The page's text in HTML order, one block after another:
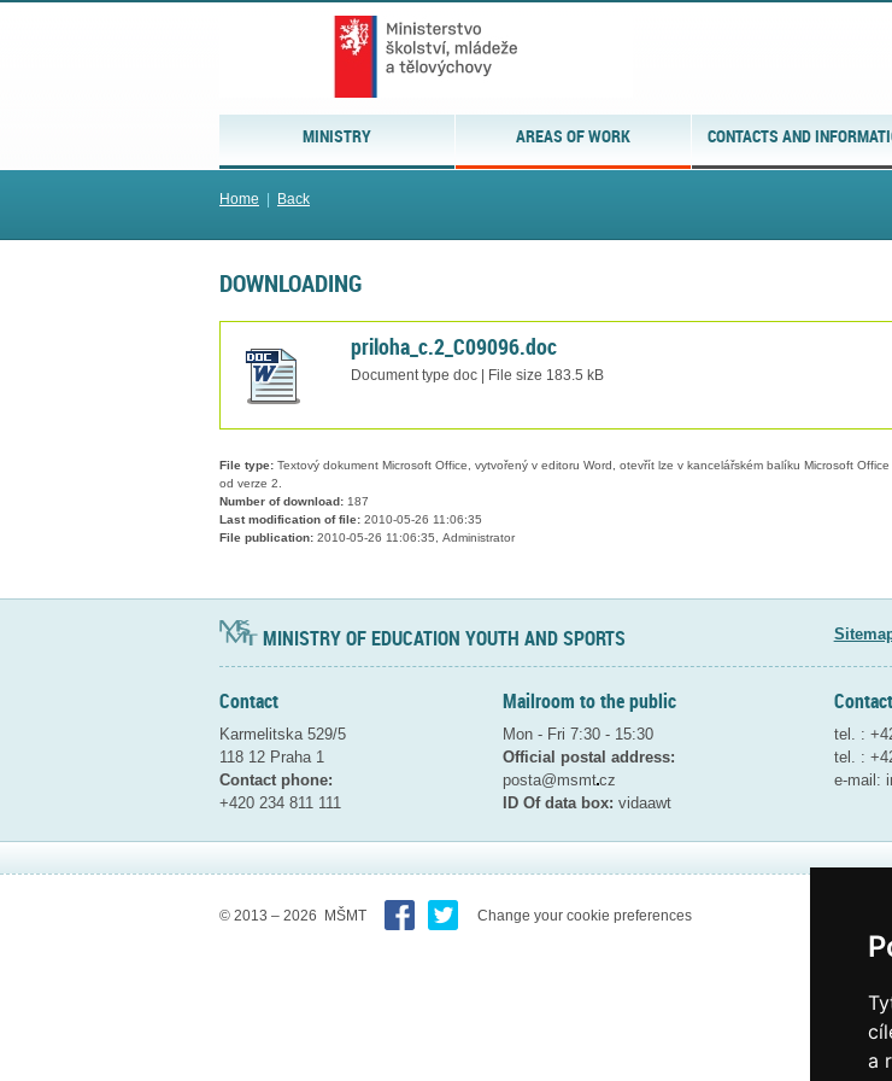
a
MINISTRY AREAS OF WORK CONTACTS AND
Home Back
DOWNLOADING
priloha_c.2_C09096.doc
Document type doc | File size 183.5 kB
File type: Textový dokument Microsoft Office, vytvořený v editoru Word, otevřít lze v kancelářském balíku Microsoft
od verze 2.
Number of download: 187
Last modification of file: 2010-05-26 11:06:35
File publication: 2010-05-26 11:06:35, Administrator
MINISTRY OF EDUCATION YOUTH AND SPORTS
Contact
Karmelitska 529/5
118 12 Praha 1
Contact phone:
+420 234 811 111
Mailroom to the public
Mon - Fri 7:30 - 15:30
Official postal address:
posta@msmtcz
ID Of data box: vidaawt
tel. :
tel. :
e-mail:
© 2013 – 2026 MŠMT Change your cookie preferences